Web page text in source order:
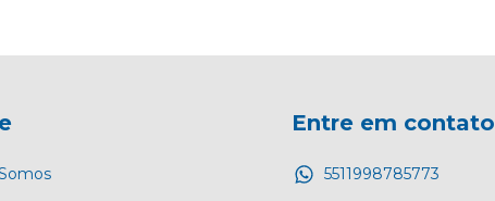
Entre em contato
5511998785773